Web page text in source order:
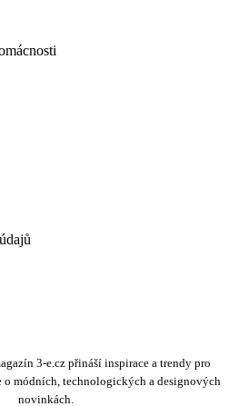
3-e.cz přináší inspirace a trendy pro
módních, technologických a designových
novinkách.